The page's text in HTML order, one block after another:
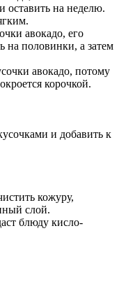
оставить на неделю.
авокадо, его
на половинки, а затем
авокадо, потому
корочкой.
и добавить к
кожуру,
слой.
блюду кисло-